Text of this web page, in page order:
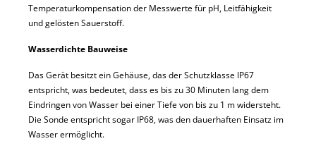
Temperaturkompensation der Messwerte für pH, Leitfähigkeit
und gelösten Sauerstoff.
Wasserdichte Bauweise
Das Gerät besitzt ein Gehäuse, das der Schutzklasse IP67
entspricht, was bedeutet, dass es bis zu 30 Minuten lang dem
Eindringen von Wasser bei einer Tiefe von bis zu 1 m widersteht.
Die Sonde entspricht sogar IP68, was den dauerhaften Einsatz im
Wasser ermöglicht.